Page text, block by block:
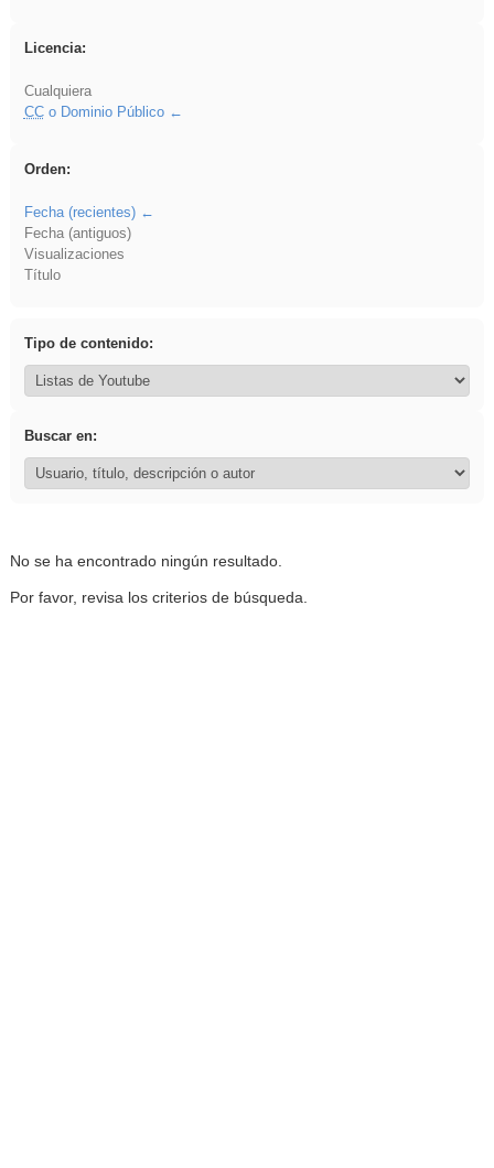
Licencia:
Cualquiera
CCo Dominio Público
Orden:
Fecha (recientes)
Fecha (antiguos)
Visualizaciones
Título
Tipo de contenido:
Buscar en:
No se ha encontrado ningún resultado.
Por favor, revisa los criterios de búsqueda.